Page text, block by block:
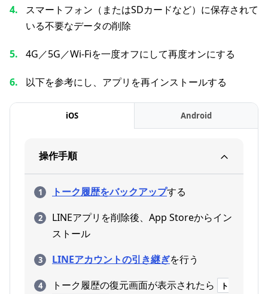
スマートフォン（またはSDカードなど）に保存されて
いる不要なデータの削除
4G／5G／Wi-Fiを一度オフにして再度オンにする
以下を参考にし、アプリを再インストールする
iOS Android
操作手順
トーク履歴をバックアップする
LINEアプリを削除後、App Storeからイン
ストール
LINEアカウントの引き継ぎを行う
トーク履歴の復元画面が表示されたら
ト